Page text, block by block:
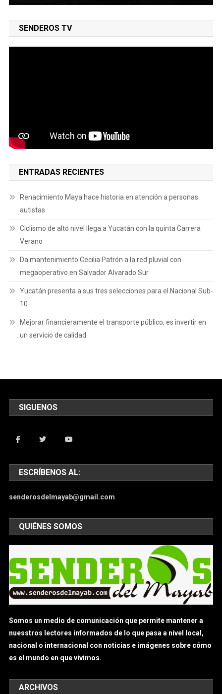
SENDEROS TV
ENTRADAS RECIENTES
Renacimiento Maya hace historia en atención a personas
autistas
Ciclismo de alto nivel llega a Yucatán con la quinta Carrera
Verano
Da mantenimiento Cecilia Patrón a la red pluvial con
megaoperativo en Salvador Alvarado Sur
Yucatán presenta a sus tres selecciones para el Nacional Sub-
10
Mejorar financieramente el transporte público, es invertir en
un servicio de calidad
SIGUENOS
ESCRÍBENOS AL:
senderosdelmayab@gmail.com
QUIÉNES SOMOS
Somos un medio de comunicación que permite mantener a
nuesstros lectores informados de lo que pasa a nivel local,
nacional o internacional con noticias e imágenes sobre cómo
es el mundo en que vivimos.
ARCHIVOS